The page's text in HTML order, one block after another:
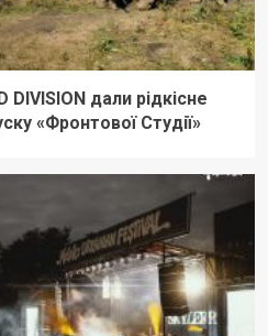
DIVISION дали рідкісне
«Фронтової Студії»